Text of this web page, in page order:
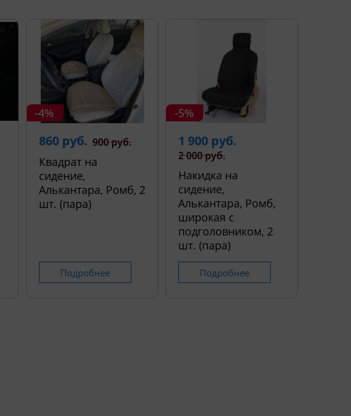
-4%
860 руб. 900 руб.
Квадрат на
сидение,
Алькантара, Ромб, 2
шт. (пара)
Подробнее
-5%
1 900 руб.
2 000 руб.
Накидка на
сидение,
Алькантара, Ромб,
широкая с
подголовником, 2
шт. (пара)
Подробнее